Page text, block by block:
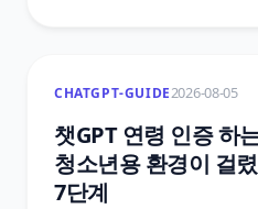
고객센터와 오픈AI 공식 문
정리했어요.
CHATGPT-GUIDE2026-08-05
챗GPT 연령 인증 하
청소년용 환경이 걸
7단계